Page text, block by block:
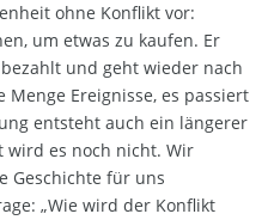
ohne Konflikt vor:
um etwas zu kaufen. Er
und geht wieder nach
Menge Ereignisse, es passiert
entsteht auch ein längerer
wird es noch nicht. Wir
Geschichte für uns
„Wie wird der Konflikt